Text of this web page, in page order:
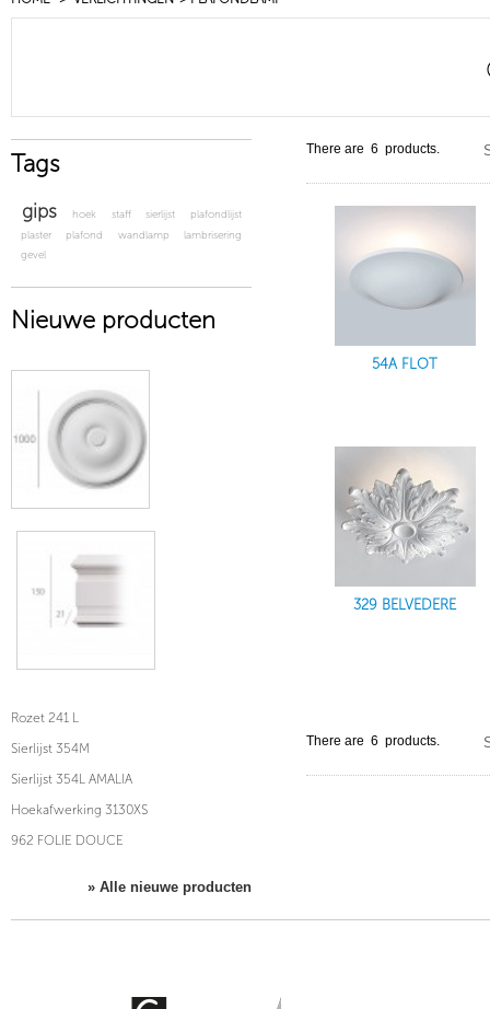
Tags
gips hoek staff sierlijst
plafondlijst
plaster
plafond wandlamp
lambrisering
gevel
Nieuwe producten
Rozet 241 L
Sierlijst 354M
Sierlijst 354L AMALIA
Hoekafwerking 3130XS
962 FOLIE DOUCE
» Alle nieuwe producten
There are 6 products.
54A FLOT
329 BELVEDERE
There are 6 products.